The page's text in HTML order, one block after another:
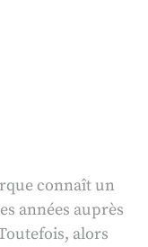
connaît un
années auprès
alors